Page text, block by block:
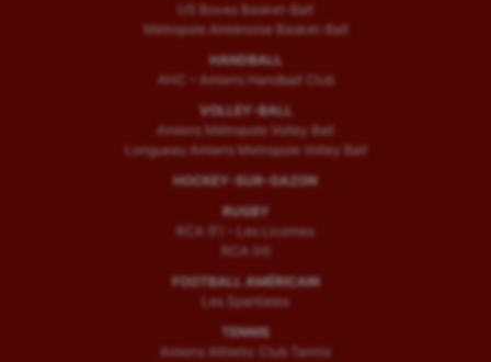
US Boves Basket-Ball
Métropole Amiénoise Basket-Ball
HANDBALL
AHC – Amiens Handball Club
VOLLEY-BALL
Amiens Métropole Volley Ball
Longueau Amiens Metropole Volley Ball
HOCKEY-SUR-GAZON
RUGBY
RCA (F) – Les Licornes
RCA (H)
FOOTBALL AMÉRICAIN
Les Spartiates
TENNIS
Amiens Athletic Club Tennis